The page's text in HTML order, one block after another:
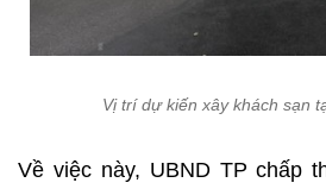
Vị trí dự kiến xây khách sạn
Về việc này, UBND TP chấp